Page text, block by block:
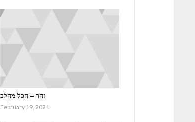
זהר – הכל מהלב
February 19, 2021